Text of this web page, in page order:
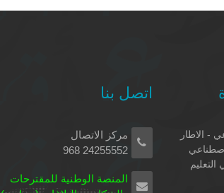
- الاطار
التعليم
اتصل بنا
مركز الاتصال
24255552 968
المنصة الوطنية للمقترحات